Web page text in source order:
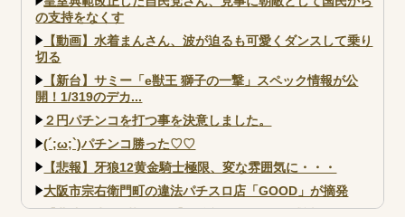
の支持をなくす
【動画】水着まんさん、波が迫るも可愛くダンスして乗り
切る
【新台】サミー「e獣王 獅子の一撃」スペック情報が公
開！1/319のデカ...
２円パチンコを打つ事を決意しました。
(´;ω;`)パチンコ勝った♡♡
【悲報】牙狼12黄金騎士極限、変な雰囲気に・・・
大阪市宗右衛門町の違法パチスロ店「GOOD」が摘発